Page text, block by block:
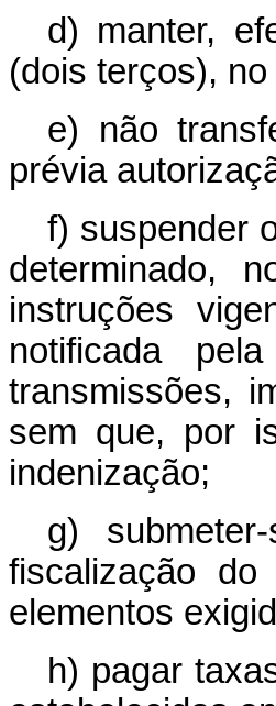
d) manter,
(dois terços),
e) não
prévia
f) suspender
determinado,
instruções
notificada
transmissões,
sem que, por
indenização;
g)
fiscalização
elementos
h) pagar